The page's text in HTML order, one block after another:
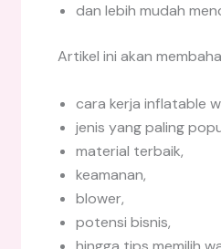
dan lebih mudah
Artikel ini akan
cara kerja inflatable
jenis yang paling
material terbaik,
keamanan,
blower,
potensi bisnis,